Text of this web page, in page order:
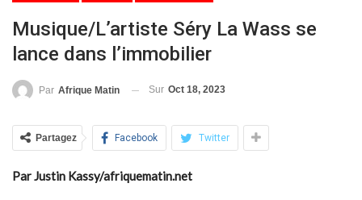
Musique/L’artiste Séry La Wass se
lance dans l’immobilier
Par Afrique Matin Sur Oct 18, 2023
Partagez Facebook Twitter
Par Justin Kassy/afriquematin.net